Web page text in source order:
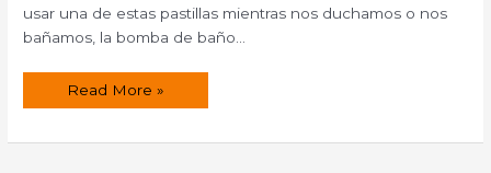
usar una de estas pastillas mientras nos duchamos o nos
bañamos, la bomba de baño…
Bombas
respirar
Read More »